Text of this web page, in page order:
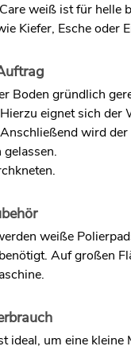
weiß ist für helle
Kiefer, Esche oder
Boden gründlich
eignet sich der
wird
weiße
Auf großen
ideal, um eine kleine